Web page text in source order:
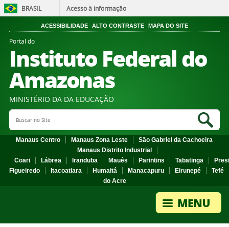
BRASIL Acesso à informação
ACESSIBILIDADE ALTO CONTRASTE MAPA DO SITE
Portal do
Instituto Federal do
Amazonas
MINISTÉRIO DA DA EDUCAÇÃO
Search Site
Manaus Centro Manaus Zona Leste
São Gabriel da Cachoeira
Manaus Distrito Industrial
Coari
Lábrea Iranduba Maués Parintins Tabatinga
Figueiredo
Itacoatiara Humaitá Manacapuru Eirunepé
Tefé
do Acre